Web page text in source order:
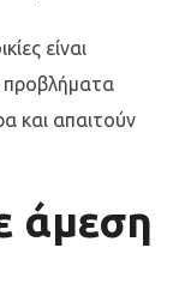
είναι
προβλήματα
και απαιτούν
άμεση